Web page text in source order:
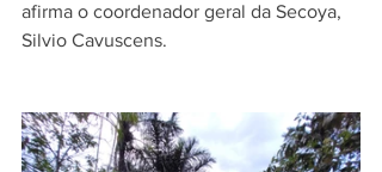
afirma o coordenador geral da Secoya,
Silvio Cavuscens.